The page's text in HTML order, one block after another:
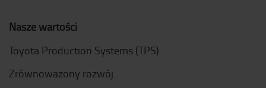
Nasze wartości
Toyota Production Systems (TPS)
Zrównoważony rozwój